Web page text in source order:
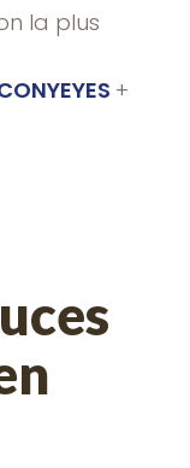
la plus
+